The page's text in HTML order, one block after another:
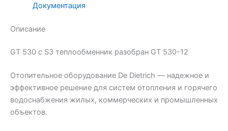
Документация
Описание
GT 530 с S3 теплообменник разобран GT 530-12
Отопительное оборудование De Dietrich — надежное и
эффективное решение для систем отопления и горячего
водоснабжения жилых, коммерческих и промышленных
объектов.